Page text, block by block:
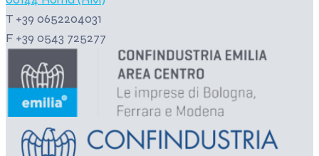
T +39 0652204031
F +39 0543 725277